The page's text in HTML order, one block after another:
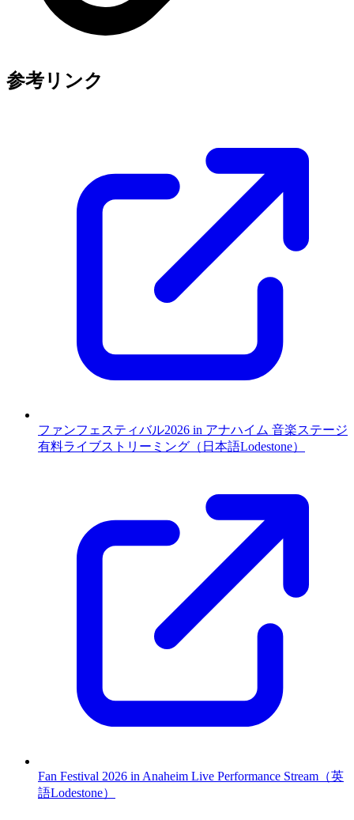
参考リンク
ファンフェスティバル2026 in アナハイム 音楽ステージ
有料ライブストリーミング（日本語Lodestone）
Fan Festival 2026 in Anaheim Live Performance Stream（英
語Lodestone）